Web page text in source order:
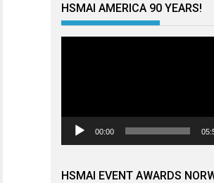
HSMAI AMERICA 90 YEARS!
00:00
HSMAI EVENT AWARDS